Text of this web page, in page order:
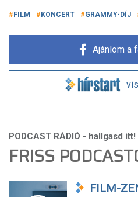
FILM KONCERT GRAMMY-DÍJ
Ajánlom a
FRISS
FILM-